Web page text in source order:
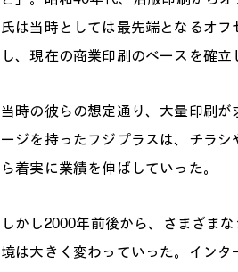
氏は当時としては最先端となるオ
し、現在の商業印刷のベースを確立
当時の彼らの想定通り、大量印刷
ージを持ったフジプラスは、チラ
ら着実に業績を伸ばしていった。
しかし2000年前後から、さまざま
境は大きく変わっていった。イン